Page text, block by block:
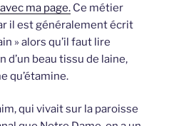
ma page. Ce métier
il est généralement écrit
» alors qu’il faut lire
d’un beau tissu de laine,
qu’étamine.
qui vivait sur la paroisse